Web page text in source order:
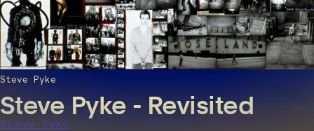
Steve Pyke - Revisited
Steve Pyke
Steve Pyke